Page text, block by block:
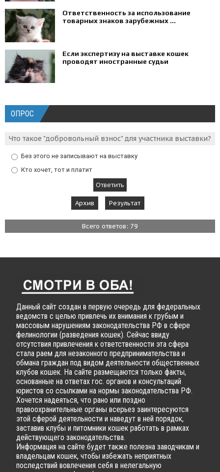
Ответственность за использование
товарных знаков зарубежных ...
Если экспертизу на выставке кошек
проводят иностранные судьи
ОПРОС
Что такое "добровольный взнос" для участника выставки?
Без этого не записывают на выставку
Кто хочет, тот и платит
Архив Результат
Всего ответов: 79
Данный сайт создан в первую очередь для федеральных
ведомств с целью привлечь их внимания к грубым и
массовым нарушениям законодательства РФ в сфере
фелинологии (разведения кошек). Сейчас ввиду
отсутствия привлечения к ответственности эта сфера
стала раем для незаконного предпринимательства и
обмана граждан под видом деятельности общественных
клубов кошек. На сайте размещаются только факты,
основанные на ответах гос. органов и консультаций
юристов со ссылками на нормы законодательства РФ.
Хочется надеяться, что рано или поздно
правоохранительные органы всерьез заинтересуются
этой сферой деятельности и наведут в ней порядок,
заставив клубы и питомники кошек работать в рамках
действующего законодательства.
Информация на сайте будет также полезна заводчикам и
владельцам кошек, чтобы избежать неприятных
последствий вовлечения себя в нелегальную